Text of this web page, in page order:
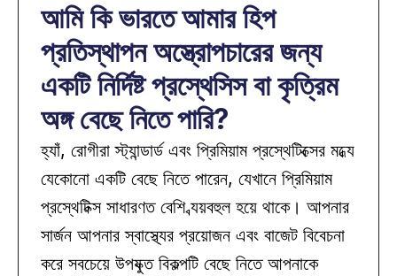
আমি কি ভারতে আমার হিপ
প্রতিস্থাপন অস্ত্রোপচারের জন্য
একটি নির্দিষ্ট প্রস্থেসিস বা কৃত্রিম
অঙ্গ বেছে নিতে পারি?
হ্যাঁ, রোগীরা স্ট্যান্ডার্ড এবং প্রিমিয়াম প্রস্থেটিক্সের মধ্যে
যেকোনো একটি বেছে নিতে পারেন, যেখানে প্রিমিয়াম
প্রস্থেটিক্স সাধারণত বেশি ব্যয়বহুল হয়ে থাকে। আপনার
সার্জন আপনার স্বাস্থ্যের প্রয়োজন এবং বাজেট বিবেচনা
করে সবচেয়ে উপযুক্ত বিকল্পটি বেছে নিতে আপনাকে